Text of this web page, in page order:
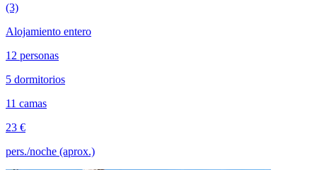
(3)
Alojamiento entero
12 personas
5 dormitorios
11 camas
23 €
pers./noche (aprox.)